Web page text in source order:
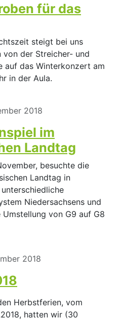
für das
steigt bei uns
von der Streicher- und
auf das Winterkonzert am
in der Aula.
2018
im
Landtag
besuchte die
Landtag in
Niedersachsens und
von G9 auf G8
2018
Herbstferien, vom
hatten wir (30